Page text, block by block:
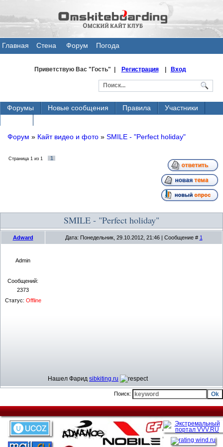
Главная
Стена
Форум Погода
Приветствую Вас"Гость" | Регистрация| Вход
Форумы Новые сообщения Правила
Участники
Форум » Кайт видео и фото » SMILE - "Perfect holiday"
Страница 1 из 1 1
SMILE - "Perfect holiday"
Adward Дата: Понедельник, 29.10.2012, 21:46 | Сообщение # 1
Admin
Сообщений:
2373
Статус: Offline
Нашел Фарид sibkiting.ru
Поиск: